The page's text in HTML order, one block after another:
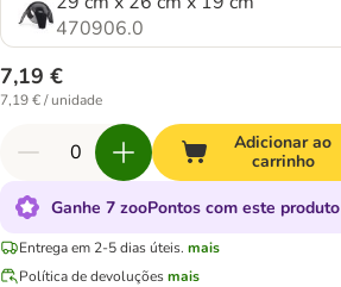
470906.0
7,19 €
7,19 € / unidade
Adicionar ao
carrinho
Ganhe 7 zooPontos com este produto
Entrega em 2-5 dias úteis. mais
Política de devoluçõesmais